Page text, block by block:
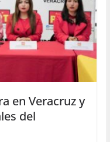
en Veracruz y
del